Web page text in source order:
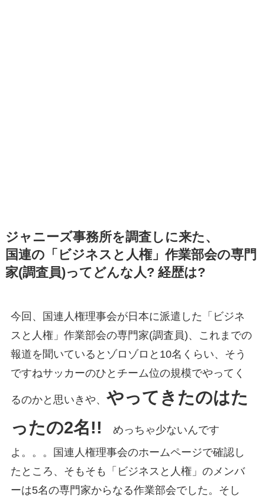
ジャニーズ事務所を調査しに来た、
国連の「ビジネスと人権」作業部会の専門
家(調査員)ってどんな人? 経歴は?
今回、国連人権理事会が日本に派遣した「ビジネ
スと人権」作業部会の専門家(調査員)、これまでの
報道を聞いているとゾロゾロと10名くらい、そう
ですねサッカーのひとチーム位の規模でやってく
るのかと思いきや、 やってきたのはた
ったの2名!!
めっちゃ少ないんです
よ。。。国連人権理事会のホームページで確認し
たところ、そもそも「ビジネスと人権」のメンバ
ーは5名の専門家からなる作業部会でした。そし